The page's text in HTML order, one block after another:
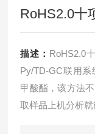
RoHS2.0十
描述： RoHS2.0
Py/TD-GC联用
甲酸酯，该方法
取样品上机分析